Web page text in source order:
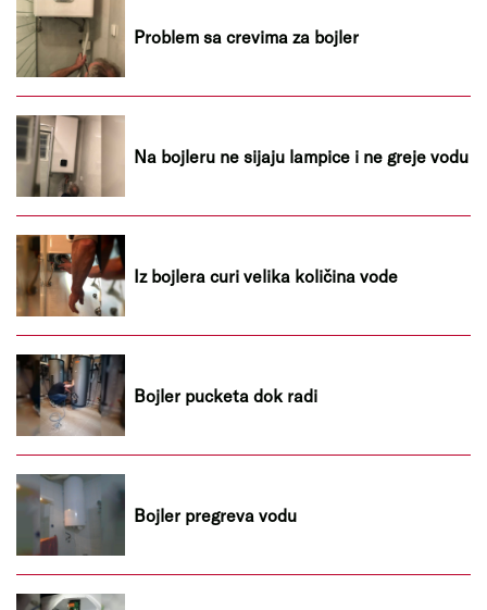
Problem sa crevima za bojler
Na bojleru ne sijaju lampice i ne greje vodu
Iz bojlera curi velika količina vode
Bojler pucketa dok radi
Bojler pregreva vodu